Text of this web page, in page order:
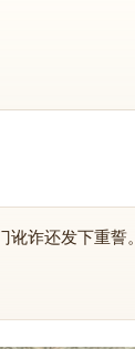
诈还发下重誓。